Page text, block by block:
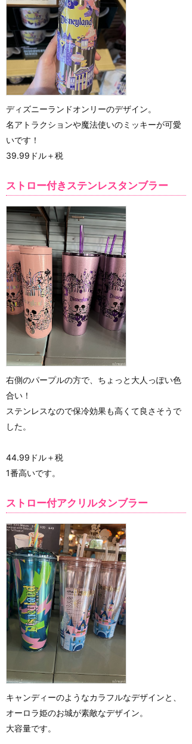
ディズニーランドオンリーのデザイン。
名アトラクションや魔法使いのミッキーが可愛
いです！
39.99ドル＋税
ストロー付きステンレスタンブラー
右側のパープルの方で、ちょっと大人っぽい色
合い！
ステンレスなので保冷効果も高くて良さそうで
した。
44.99ドル＋税
1番高いです。
ストロー付アクリルタンブラー
キャンディーのようなカラフルなデザインと、
オーロラ姫のお城が素敵なデザイン。
大容量です。